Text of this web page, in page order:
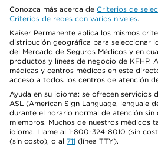
Conozca más acerca de Criterios de
Criterios de redes con varios niveles.
Kaiser Permanente aplica los mismos
distribución geográfica para seleccionar
del Mercado de Seguros Médicos y en
productos y líneas de negocio de KFHP.
médicas y centros médicos en este
acceso a todos los centros de atención
Ayuda en su idioma: se ofrecen servicios
ASL (American Sign Language, lenguaje
durante el horario normal de atención
miembros. Muchos de nuestros médicos
idioma. Llame al 1-800-324-8010 (sin
(sin costo), o al 711 (línea TTY).